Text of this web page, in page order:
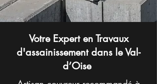
Votre Expert en Travaux
d'assainissement dans le Val-
d’Oise